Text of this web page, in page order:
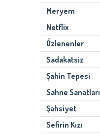
Meryem
Netflix
Özlenenler
Sadakatsiz
Şahin Tepesi
Sahne Sanatları
Şahsiyet
Sefirin Kızı